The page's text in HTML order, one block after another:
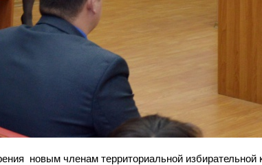
новым членам территориальной избирательной